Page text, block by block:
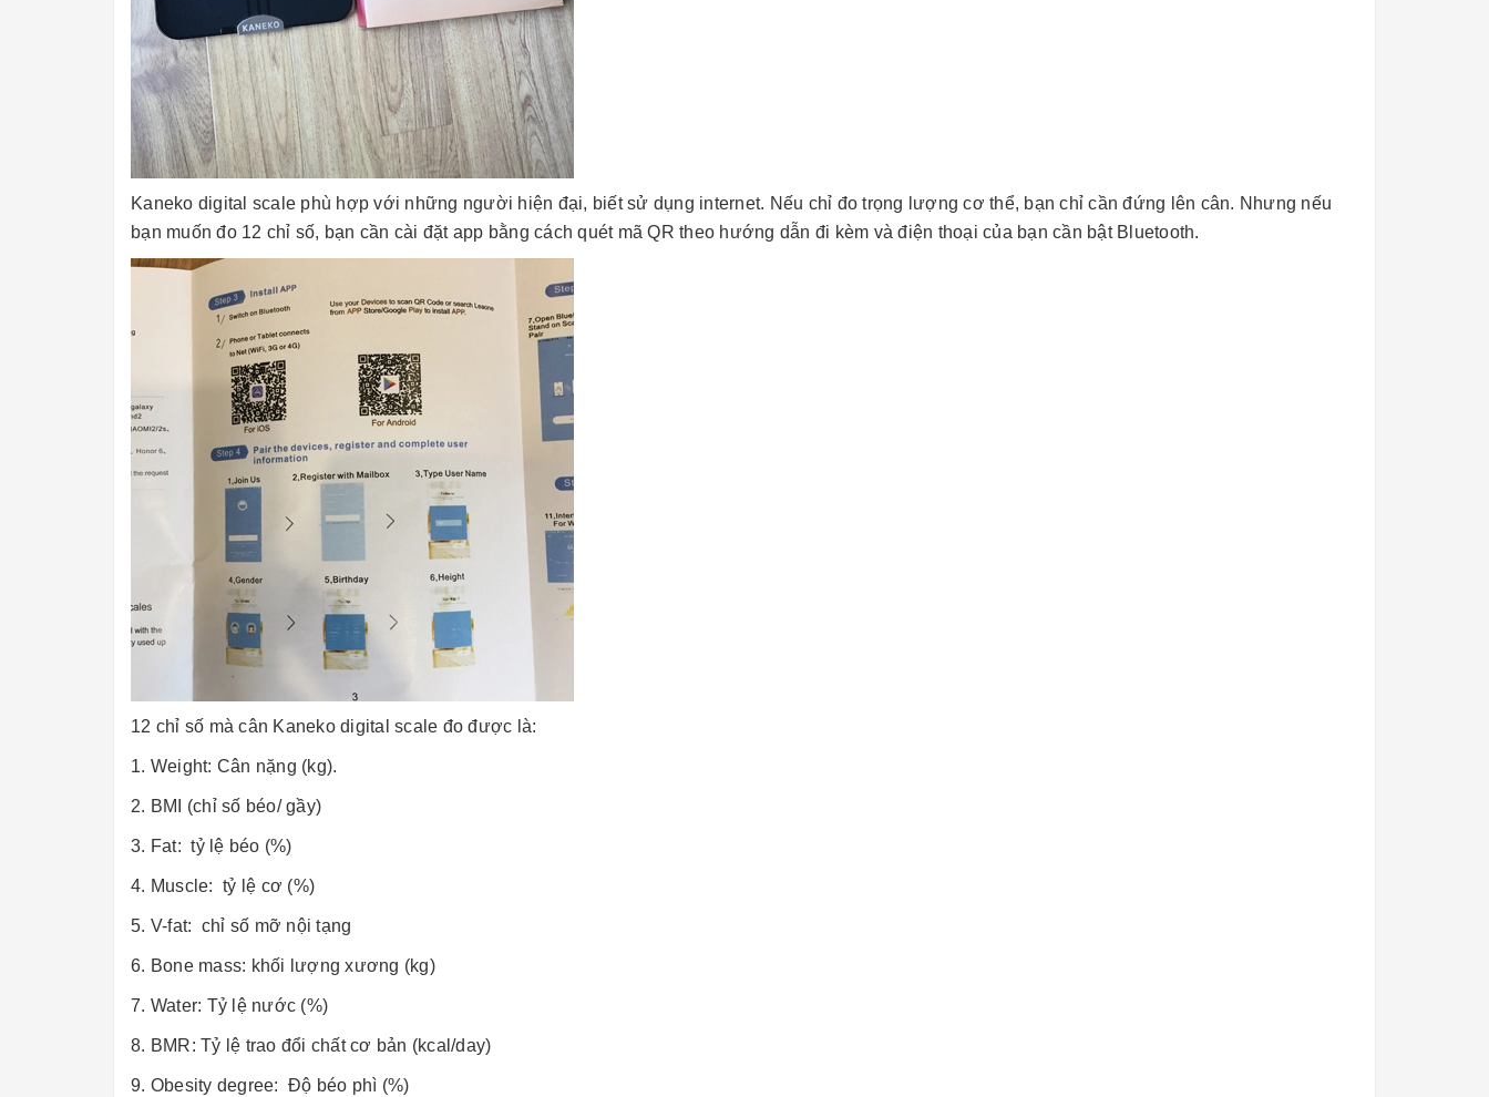
Kaneko digital scale phù hợp với những người hiện đại, biết sử dụng internet. Nếu chỉ đo trọng lượng cơ thể, bạn chỉ cần đứng lên cân. Nhưng nếu
bạn muốn đo 12 chỉ số, bạn cần cài đặt app bằng cách quét mã QR theo hướng dẫn đi kèm và điện thoại của bạn cần bật Bluetooth.
12 chỉ số mà cân Kaneko digital scale đo được là:
1. Weight: Cân nặng (kg).
2. BMI (chỉ số béo/ gầy)
3. Fat: tỷ lệ béo (%)
4. Muscle: tỷ lệ cơ (%)
5. V-fat: chỉ số mỡ nội tạng
6. Bone mass: khối lượng xương (kg)
7. Water: Tỷ lệ nước (%)
8. BMR: Tỷ lệ trao đổi chất cơ bản (kcal/day)
9. Obesity degree: Độ béo phì (%)